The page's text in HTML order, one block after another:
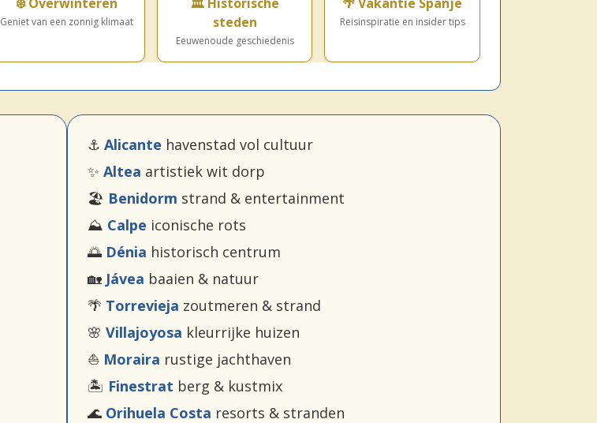
Geniet van een zonnig klimaat
steden
Eeuwenoude geschiedenis
Reisinspiratie en insider tips
⚓ Alicante havenstad vol cultuur
✨ Altea artistiek wit dorp
🏖️ Benidorm strand & entertainment
⛰️ Calpe iconische rots
🌅 Dénia historisch centrum
🏡 Jávea baaien & natuur
🌴 Torrevieja zoutmeren & strand
🌸 Villajoyosa kleurrijke huizen
⛵ Moraira rustige jachthaven
🏝️ Finestrat berg & kustmix
🌊 Orihuela Costa resorts & stranden